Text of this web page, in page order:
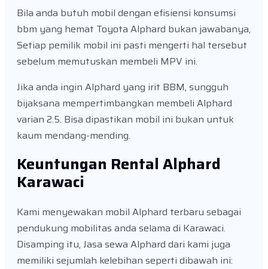
Bila anda butuh mobil dengan efisiensi konsumsi
bbm yang hemat Toyota Alphard bukan jawabanya,
Setiap pemilik mobil ini pasti mengerti hal tersebut
sebelum memutuskan membeli MPV ini.
Jika anda ingin Alphard yang irit BBM, sungguh
bijaksana mempertimbangkan membeli Alphard
varian 2.5. Bisa dipastikan mobil ini bukan untuk
kaum mendang-mending.
Keuntungan Rental Alphard
Karawaci
Kami menyewakan mobil Alphard terbaru sebagai
pendukung mobilitas anda selama di Karawaci.
Disamping itu, Jasa sewa Alphard dari kami juga
memiliki sejumlah kelebihan seperti dibawah ini: